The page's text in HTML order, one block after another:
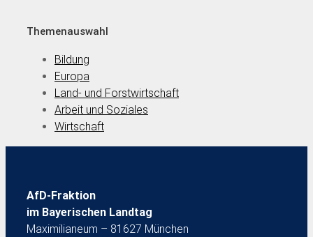
Themenauswahl
Bildung
Europa
Land- und Forstwirtschaft
Arbeit und Soziales
Wirtschaft
AfD-Fraktion
im Bayerischen Landtag
Maximilianeum – 81627 München